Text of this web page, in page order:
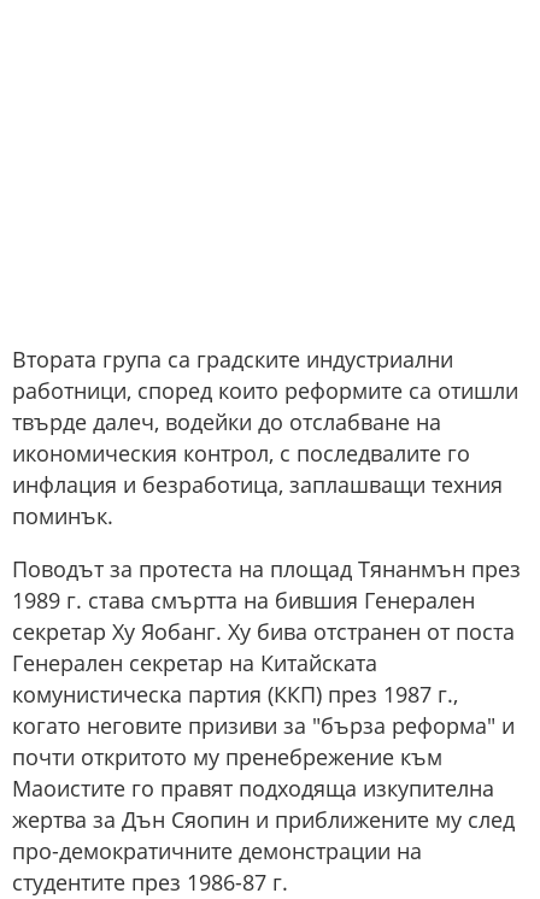
Втората група са градските индустриални
работници, според които реформите са отишли
твърде далеч, водейки до отслабване на
икономическия контрол, с последвалите го
инфлация и безработица, заплашващи техния
поминък.
Поводът за протеста на площад Тянанмън през
1989 г. става смъртта на бившия Генерален
секретар Ху Яобанг. Ху бива отстранен от поста
Генерален секретар на Китайската
комунистическа партия (ККП) през 1987 г.,
когато неговите призиви за "бърза реформа" и
почти откритото му пренебрежение към
Маоистите го правят подходяща изкупителна
жертва за Дън Сяопин и приближените му след
про-демократичните демонстрации на
студентите през 1986-87 г.